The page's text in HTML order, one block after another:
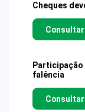
Cheques
Consultar
Participação
falência
Consultar